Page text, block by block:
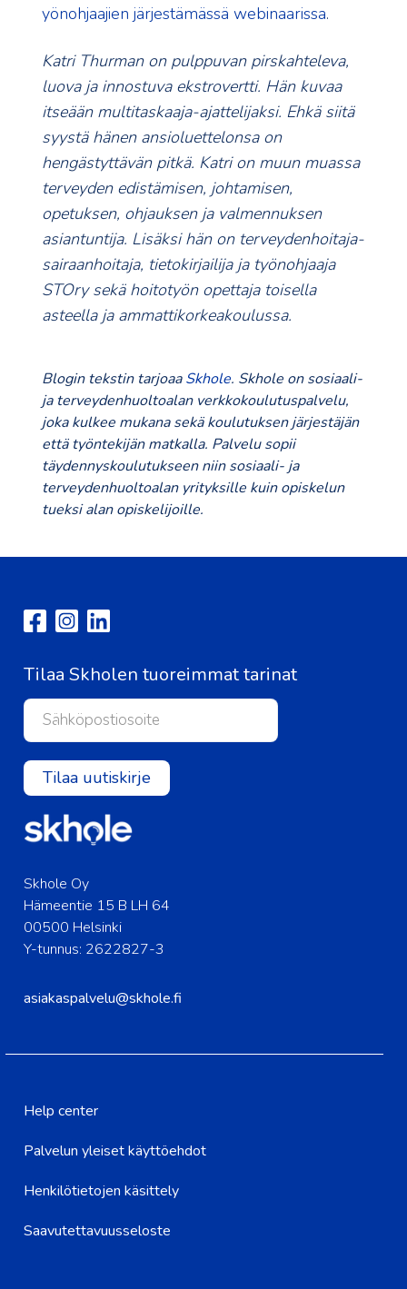
yönohjaajien järjestämässä webinaarissa.
Katri Thurman on pulppuvan pirskahteleva,
luova ja innostuva ekstrovertti. Hän kuvaa
itseään multitaskaaja-ajattelijaksi. Ehkä siitä
syystä hänen ansioluettelonsa on
hengästyttävän pitkä. Katri on muun muassa
terveyden edistämisen, johtamisen,
opetuksen, ohjauksen ja valmennuksen
asiantuntija. Lisäksi hän on terveydenhoitaja-
sairaanhoitaja, tietokirjailija ja työnohjaaja
STOry sekä hoitotyön opettaja toisella
asteella ja ammattikorkeakoulussa.
Blogin tekstin tarjoaaSkhole. Skhole on sosiaali-
ja terveydenhuoltoalan verkkokoulutuspalvelu,
joka kulkee mukana sekä koulutuksen järjestäjän
että työntekijän matkalla. Palvelu sopii
täydennyskoulutukseen niin sosiaali- ja
terveydenhuoltoalan yrityksille kuin opiskelun
tueksi alan opiskelijoille.
Skhole Oy
Hämeentie 15 B LH 64
00500 Helsinki
Y-tunnus: 2622827-3
asiakaspalvelu@skhole.fi
Tilaa Skholen tuoreimmat tarinat
Tilaa uutiskirje
Help center
Palvelun yleiset käyttöehdot
Henkilötietojen käsittely
Saavutettavuusseloste